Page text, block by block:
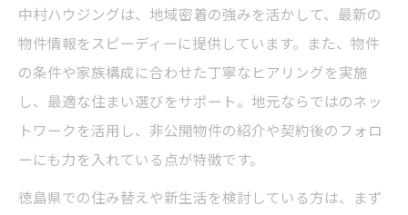
中村ハウジングは、地域密着の強みを活かして、最新の
物件情報をスピーディーに提供しています。また、物件
の条件や家族構成に合わせた丁寧なヒアリングを実施
し、最適な住まい選びをサポート。地元ならではのネッ
トワークを活用し、非公開物件の紹介や契約後のフォロ
ーにも力を入れている点が特徴です。
徳島県での住み替えや新生活を検討している方は、まず